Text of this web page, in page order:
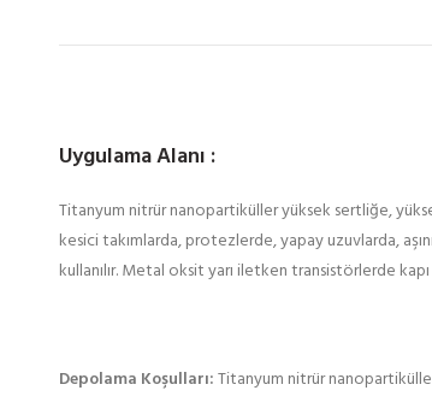
Uygulama Alanı :
Titanyum nitrür nanopartiküller yüksek sertliğe,
kesici takımlarda, protezlerde, yapay uzuvlarda,
kullanılır. Metal oksit yarı iletken transistörlerde
Depolama Koşulları:Titanyum nitrür